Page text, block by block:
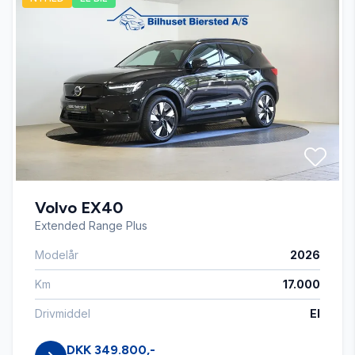
Auto. start/stop
Automatisk lys
Automatisk nødbremse
Dæktryksystem
El-klapbare sidespejle
Fartpilot
Volvo EX40
Extended Range Plus
Modelår 2026
Km 17.000
Drivmiddel El
DKK 349.800,-